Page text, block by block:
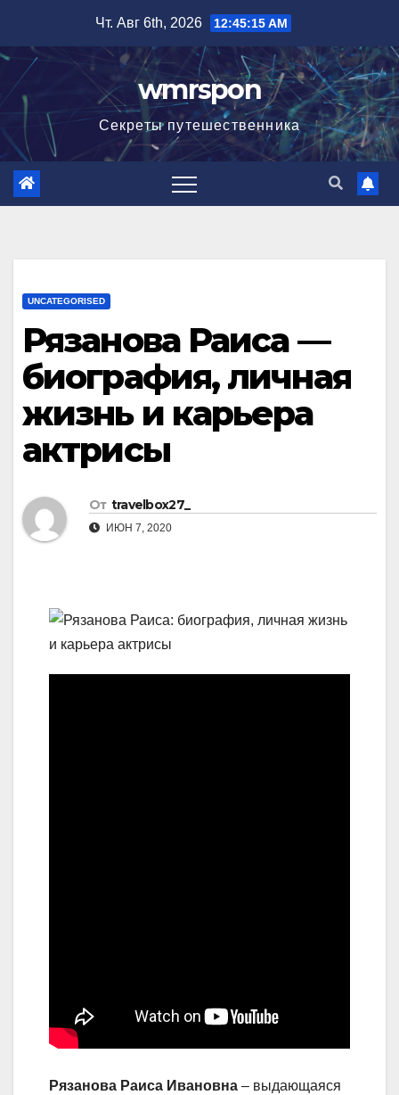
содержимому
Чт. Авг 6th, 2026 12:45:17 AM
wmrspon
Секреты путешественника
UNCATEGORISED
Рязанова Раиса —
биография, личная
жизнь и карьера
актрисы
От travelbox27_
ИЮН 7, 2020
Рязанова Раиса Ивановна – выдающаяся